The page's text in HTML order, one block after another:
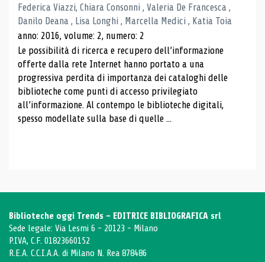
Federica Viazzi, Chiara Consonni , Valeria De Francesca ,
Danilo Deana , Lisa Longhi , Marcella Medici , Katia Toia
anno: 2016, volume: 2, numero: 2
Le possibilità di ricerca e recupero dell’informazione
offerte dalla rete Internet hanno portato a una
progressiva perdita di importanza dei cataloghi delle
biblioteche come punti di accesso privilegiato
all’informazione. Al contempo le biblioteche digitali,
spesso modellate sulla base di quelle ...
Biblioteche oggi Trends - EDITRICE BIBLIOGRAFICA srl
Sede legale: Via Lesmi 6 - 20123 - Milano
P.IVA, C.F. 01823660152
R.E.A. C.C.I.A.A. di Milano N. Rea 878486